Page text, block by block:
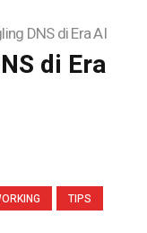
DNS di Era AI
di Era
TIPS